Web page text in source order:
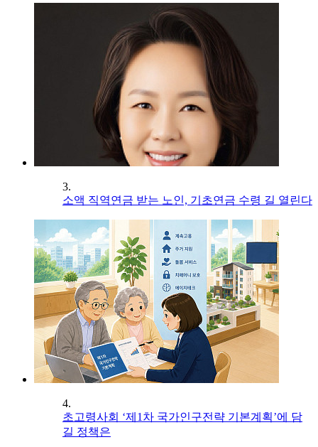
3.
소액 직역연금 받는 노인, 기초연금 수령 길 열린다
4.
초고령사회 ‘제1차 국가인구전략 기본계획’에 담
길 정책은